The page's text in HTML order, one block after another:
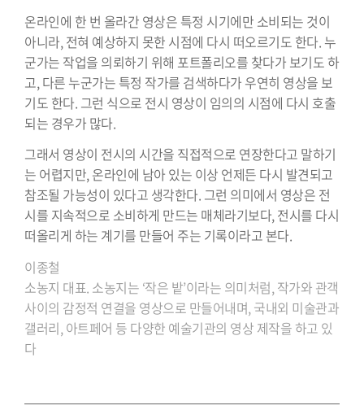
온라인에 한 번 올라간 영상은 특정 시기에만 소비되는 것이
아니라, 전혀 예상하지 못한 시점에 다시 떠오르기도 한다. 누
군가는 작업을 의뢰하기 위해 포트폴리오를 찾다가 보기도 하
고, 다른 누군가는 특정 작가를 검색하다가 우연히 영상을 보
기도 한다. 그런 식으로 전시 영상이 임의의 시점에 다시 호출
되는 경우가 많다.
그래서 영상이 전시의 시간을 직접적으로 연장한다고 말하기
는 어렵지만, 온라인에 남아 있는 이상 언제든 다시 발견되고
참조될 가능성이 있다고 생각한다. 그런 의미에서 영상은 전
시를 지속적으로 소비하게 만드는 매체라기보다, 전시를 다시
떠올리게 하는 계기를 만들어 주는 기록이라고 본다.
이종철
소농지 대표. 소농지는 ‘작은 밭’이라는 의미처럼, 작가와 관객
사이의 감정적 연결을 영상으로 만들어내며, 국내외 미술관과
갤러리, 아트페어 등 다양한 예술기관의 영상 제작을 하고 있
다